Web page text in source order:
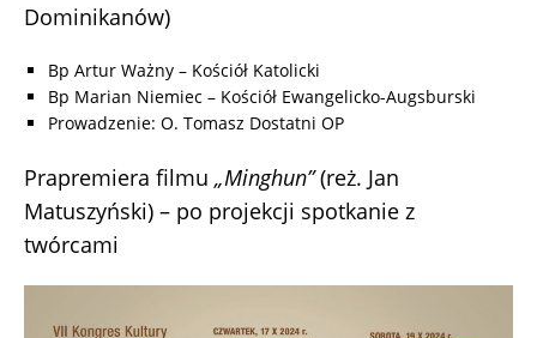
Dominikanów)
Bp Artur Ważny – Kościół Katolicki
Bp Marian Niemiec – Kościół Ewangelicko-Augsburski
Prowadzenie: O. Tomasz Dostatni OP
Prapremiera filmu „Minghun”(reż. Jan
Matuszyński) – po projekcji spotkanie z
twórcami